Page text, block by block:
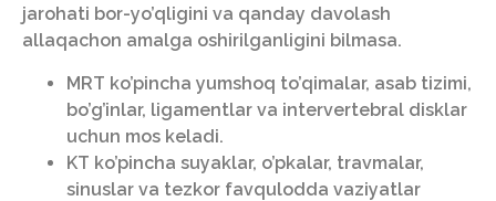
jarohati bor-yo’qligini va qanday davolash
allaqachon amalga oshirilganligini bilmasa.
MRT ko’pincha yumshoq to’qimalar, asab tizimi,
bo’g’inlar, ligamentlar va intervertebral disklar
uchun mos keladi.
KT ko’pincha suyaklar, o’pkalar, travmalar,
sinuslar va tezkor favqulodda vaziyatlar